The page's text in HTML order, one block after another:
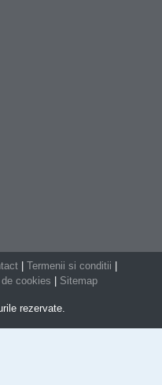
Termenii si conditii
cookies Sitemap
rezervate.